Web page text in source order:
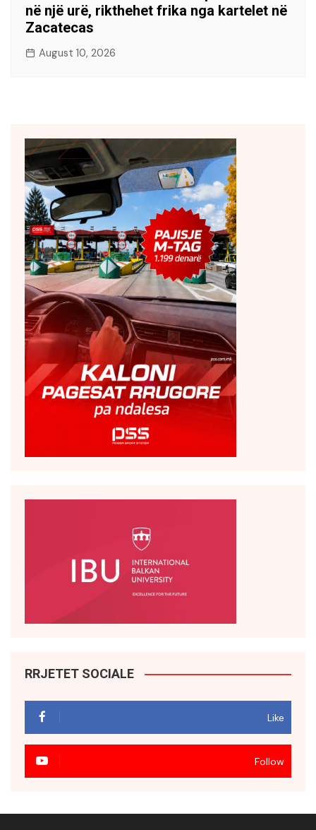
në një urë, rikthehet frika nga kartelet në
Zacatecas
August 10, 2026
RRJETET SOCIALE
Like
Follow